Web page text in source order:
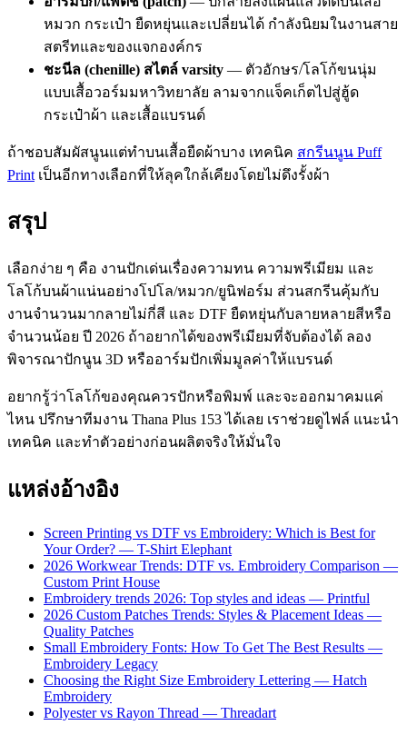
หมวก กระเป๋า ยืดหยุ่นและเปลี่ยนได้ กำลังนิยมในงานสาย
สตรีทและของแจกองค์กร
ชะนีล (chenille) สไตล์ varsity — ตัวอักษร/โลโก้ขนนุ่ม
แบบเสื้อวอร์มมหาวิทยาลัย ลามจากแจ็คเก็ตไปสู่ฮู้ด
กระเป๋าผ้า และเสื้อแบรนด์
ถ้าชอบสัมผัสนูนแต่ทำบนเสื้อยืดผ้าบาง เทคนิค สกรีนนูน Puff
Print เป็นอีกทางเลือกที่ให้ลุคใกล้เคียงโดยไม่ดึงรั้งผ้า
สรุป
เลือกง่าย ๆ คือ งานปักเด่นเรื่องความทน ความพรีเมียม และ
โลโก้บนผ้าแน่นอย่างโปโล/หมวก/ยูนิฟอร์ม ส่วนสกรีนคุ้มกับ
งานจำนวนมากลายไม่กี่สี และ DTF ยืดหยุ่นกับลายหลายสีหรือ
จำนวนน้อย ปี 2026 ถ้าอยากได้ของพรีเมียมที่จับต้องได้ ลอง
พิจารณาปักนูน 3D หรืออาร์มปักเพิ่มมูลค่าให้แบรนด์
อยากรู้ว่าโลโก้ของคุณควรปักหรือพิมพ์ และจะออกมาคมแค่
ไหน ปรึกษาทีมงาน Thana Plus 153 ได้เลย เราช่วยดูไฟล์ แนะนำ
เทคนิค และทำตัวอย่างก่อนผลิตจริงให้มั่นใจ
แหล่งอ้างอิง
Screen Printing vs DTF vs Embroidery: Which is Best for
Your Order? — T-Shirt Elephant
2026 Workwear Trends: DTF vs. Embroidery Comparison —
Custom Print House
Embroidery trends 2026: Top styles and ideas — Printful
2026 Custom Patches Trends: Styles & Placement Ideas —
Quality Patches
Small Embroidery Fonts: How To Get The Best Results —
Embroidery Legacy
Choosing the Right Size Embroidery Lettering — Hatch
Embroidery
Polyester vs Rayon Thread — Threadart